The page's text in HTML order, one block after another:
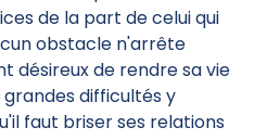
de la part de celui qui
obstacle n'arrête
désireux de rendre sa vie
grandes difficultés y
faut briser ses relations